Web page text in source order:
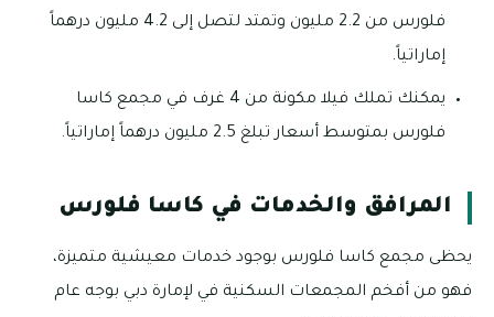
فلورس من 2.2 مليون وتمتد لتصل إلى 4.2 مليون درهماً
إماراتياً.
يمكنك تملك فيلا مكونة من 4 غرف في مجمع كاسا
فلورس بمتوسط أسعار تبلغ 2.5 مليون درهماً إماراتياً.
المرافق والخدمات في كاسا فلورس
يحظى مجمع كاسا فلورس بوجود خدمات معيشية متميزة،
فهو من أفخم المجمعات السكنية في لإمارة دبي بوجه عام